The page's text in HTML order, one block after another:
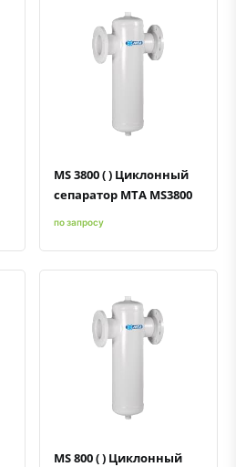
MS 3800 ( ) Циклонный
сепаратор MTA MS3800
по запросу
MS 800 ( ) Циклонный